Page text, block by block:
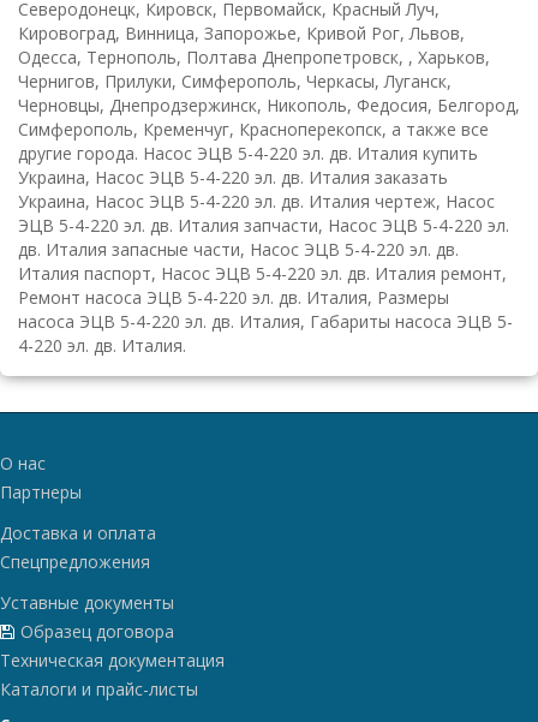
Северодонецк, Кировск, Первомайск, Красный Луч,
Кировоград, Винница, Запорожье, Кривой Рог, Львов,
Одесса, Тернополь, Полтава Днепропетровск, , Харьков,
Чернигов, Прилуки, Симферополь, Черкасы, Луганск,
Черновцы, Днепродзержинск, Никополь, Федосия, Белгород,
Симферополь, Кременчуг, Красноперекопск, а также все
другие города. Насос ЭЦВ 5-4-220 эл. дв. Италия купить
Украина, Насос ЭЦВ 5-4-220 эл. дв. Италия заказать
Украина, Насос ЭЦВ 5-4-220 эл. дв. Италия чертеж, Насос
ЭЦВ 5-4-220 эл. дв. Италия запчасти, Насос ЭЦВ 5-4-220 эл.
дв. Италия запасные части, Насос ЭЦВ 5-4-220 эл. дв.
Италия паспорт, Насос ЭЦВ 5-4-220 эл. дв. Италия ремонт,
Ремонт насоса ЭЦВ 5-4-220 эл. дв. Италия, Размеры
насоса ЭЦВ 5-4-220 эл. дв. Италия, Габариты насоса ЭЦВ 5-
4-220 эл. дв. Италия.
О нас
Партнеры
Доставка и оплата
Спецпредложения
Уставные документы
Образец договора
Техническая документация
Каталоги и прайс-листы